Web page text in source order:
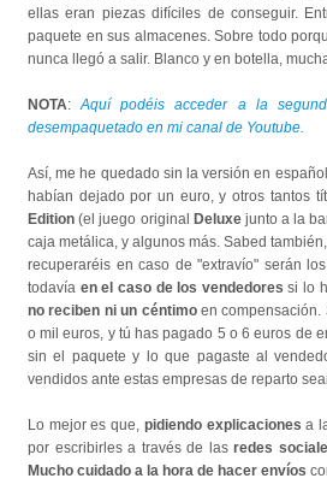
ellas eran piezas difíciles de conseguir.
paquete en sus almacenes. Sobre todo
nunca llegó a salir. Blanco y en botella,
NOTA:Aquí podéis acceder a la
desempaquetado en mi canal de Youtube.
Así, me he quedado sin la versión en
habían dejado por un euro, y otros tantos
Edition (el juego original Deluxejunto a la
caja metálica, y algunos más. Sabed
recuperaréis en caso de "extravío" serán
todavía en el caso de los vendedoressi lo
no reciben ni un céntimoen
o mil euros, y tú has pagado 5 o 6 euros de
sin el paquete y lo que pagaste al
vendidos ante estas empresas de reparto
Lo mejor es que, pidiendo explicacionesa
por escribirles a través de las redes
Mucho cuidado a la hora de hacer envíos